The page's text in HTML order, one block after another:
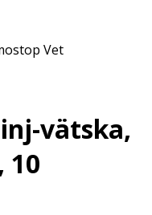
Vet
vätska,
10